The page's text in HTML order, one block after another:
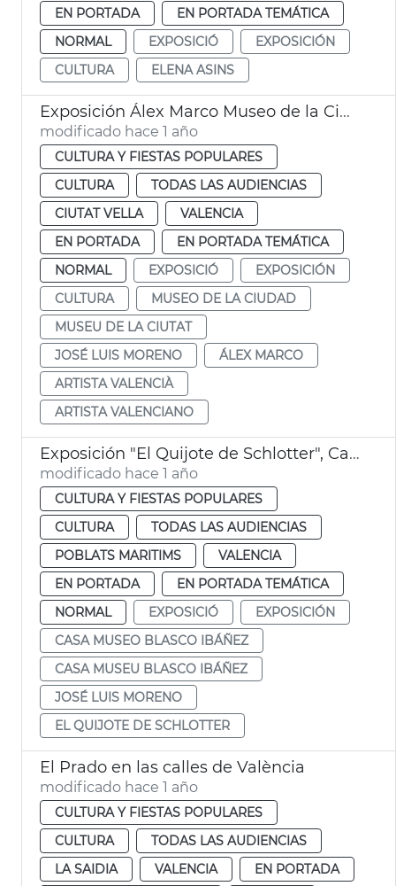
EN PORTADA
EN PORTADA TEMÁTICA
NORMAL
EXPOSICIÓ
EXPOSICIÓN
CULTURA
ELENA ASINS
Exposición Álex Marco Museo de la Ciudad
modificado hace 1 año
CULTURA Y FIESTAS POPULARES
CULTURA
TODAS LAS AUDIENCIAS
CIUTAT VELLA
VALENCIA
EN PORTADA
EN PORTADA TEMÁTICA
NORMAL
EXPOSICIÓ
EXPOSICIÓN
CULTURA
MUSEO DE LA CIUDAD
MUSEU DE LA CIUTAT
JOSÉ LUIS MORENO
ÁLEX MARCO
ARTISTA VALENCIÀ
ARTISTA VALENCIANO
Exposición "El Quijote de Schlotter", Casa Museo Blasco Ibáñez
modificado hace 1 año
CULTURA Y FIESTAS POPULARES
CULTURA
TODAS LAS AUDIENCIAS
POBLATS MARITIMS
VALENCIA
EN PORTADA
EN PORTADA TEMÁTICA
NORMAL
EXPOSICIÓ
EXPOSICIÓN
CASA MUSEO BLASCO IBÁÑEZ
CASA MUSEU BLASCO IBÁÑEZ
JOSÉ LUIS MORENO
EL QUIJOTE DE SCHLOTTER
El Prado en las calles de València
modificado hace 1 año
CULTURA Y FIESTAS POPULARES
CULTURA
TODAS LAS AUDIENCIAS
LA SAIDIA
VALENCIA EN PORTADA